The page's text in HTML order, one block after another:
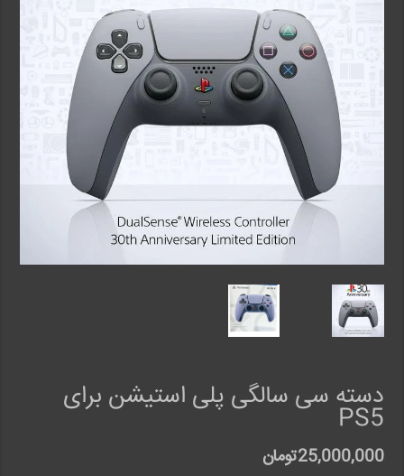
دسته سی سالگی پلی استیشن برای
PS5
25,000,000تومان